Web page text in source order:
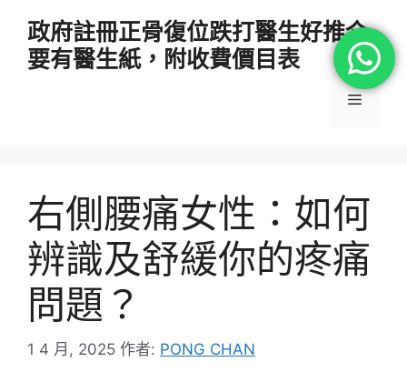
政府註冊正骨復位跌打醫生好推介
要有醫生紙，附收費價目表
選
右側腰痛女性：如何
辨識及舒緩你的疼痛
問題？
1 4 月, 2025 作者: PONG CHAN